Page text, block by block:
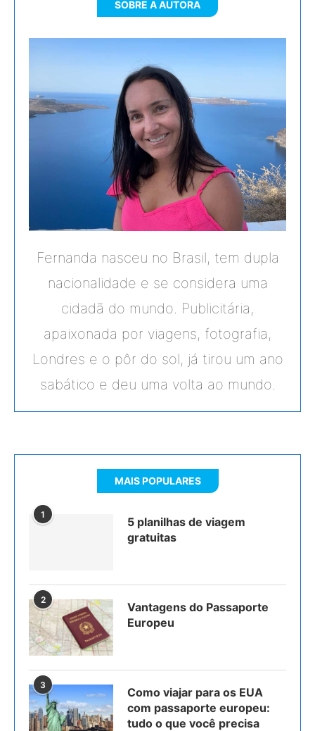
SOBRE A AUTORA
Fernanda nasceu no Brasil, tem dupla
nacionalidade e se considera uma
cidadã do mundo. Publicitária,
apaixonada por viagens, fotografia,
Londres e o pôr do sol, já tirou um ano
sabático e deu uma volta ao mundo.
MAIS POPULARES
1
5 planilhas de viagem
gratuitas
2
Vantagens do Passaporte
Europeu
3
Como viajar para os EUA
com passaporte europeu:
tudo o que você precisa